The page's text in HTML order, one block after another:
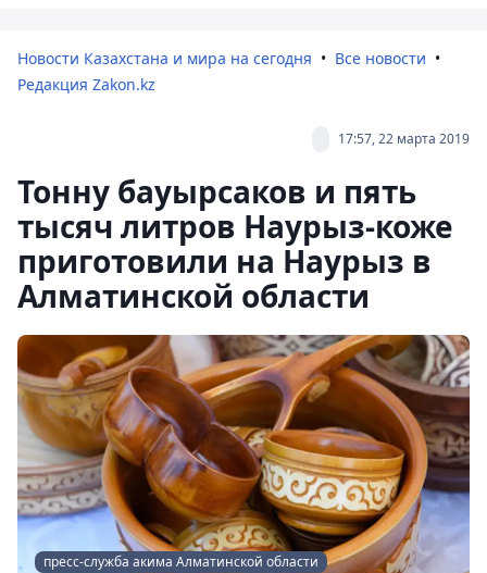
Новости Казахстана и мира на сегодня
Все новости
Редакция Zakon.kz
17:57, 22 марта 2019
Тонну бауырсаков и пять
тысяч литров Наурыз-коже
приготовили на Наурыз в
Алматинской области
пресс-служба акима Алматинской области